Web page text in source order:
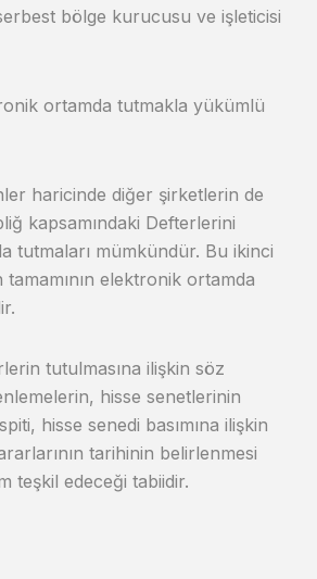
bölge kurucusu ve işleticisi
ortamda tutmakla yükümlü
haricinde diğer şirketlerin de
kapsamındaki Defterlerini
tutmaları mümkündür. Bu ikinci
tamamının elektronik ortamda
tutulmasına ilişkin söz
hisse senetlerinin
hisse senedi basımına ilişkin
tarihinin belirlenmesi
teşkil edeceği tabiidir.